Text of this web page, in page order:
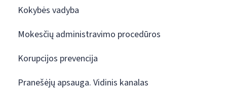
Kokybės vadyba
Mokesčių administravimo procedūros
Korupcijos prevencija
Pranešėjų apsauga. Vidinis kanalas